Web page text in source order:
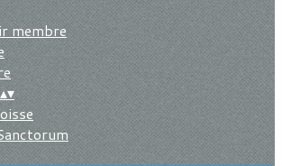
membre
▴▾